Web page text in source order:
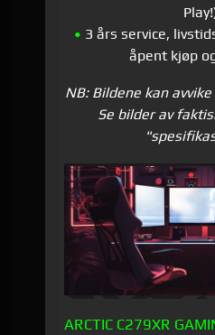
• 3 års service,
åpent kjøp
NB: Bildene kan
Se bilder av
ARCTIC C279XR